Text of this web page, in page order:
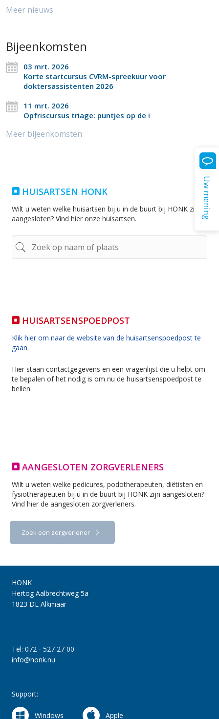
Uw mening
Meer nieuws
Bijeenkomsten
03 mrt. 2026
Korte startcursus CVRM-spreekuur voor
doktersassistenten 2026
11 mrt. 2026
Opfriscursus triage: puntjes op de i
Meer bijeenkomsten
HUISARTSEN HONK
Wilt u weten welke huisartsen bij u in de buurt bij HONK zijn
aangesloten? Vind hier onze huisartsen.
HUISARTSENSPOEDPOST
Klik hier om naar de website van de huisartsenspoedpost te
gaan.
Hier staan contactgegevens en een vragenlijst die u helpt om
te bepalen of het nodig is om nu de huisartsenspoedpost te
bellen.
AANGESLOTEN ZORGVERLENERS
Wilt u weten welke pedicures, podotherapeuten, diëtisten en
fysiotherapeuten bij u in de buurt bij HONK zijn aangesloten?
Vind hier de aangesloten zorgverleners.
Zoek een zorgverlener
HONK
Hertog Aalbrechtweg 5a
1823 DL Alkmaar
Tel: 072 - 527 27 00
info@honk.nu
Support:
Windows Apple